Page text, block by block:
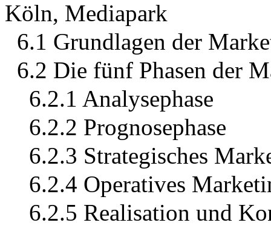
Köln, Mediapark
6.1 Grundlagen der
6.2 Die fünf Phasen der
6.2.1 Analysephase
6.2.2 Prognosephase
6.2.3 Strategisches
6.2.4 Operatives
6.2.5 Realisation und